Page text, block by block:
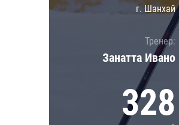
г. Шанхай
Тренер:
Занатта Иванo
328